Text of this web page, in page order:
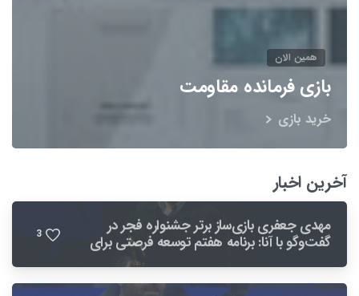
همین الان
بازی فرمانده مقاومت
خرید بازی
آخرین اخبار
مهدی جعفری بازی‌ساز برتر جشنواره فجر در
گفت‌وگو با آنا: برنامه هفتم توسعه فرصتی برای 3